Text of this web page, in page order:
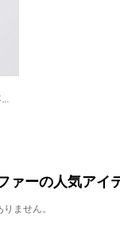
ァーの人気アイ
ません。